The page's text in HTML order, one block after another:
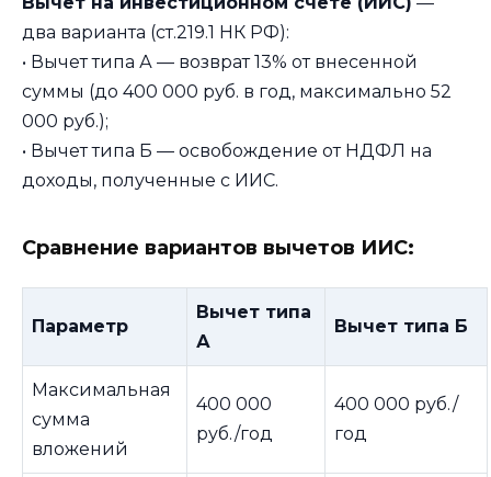
два варианта (ст.219.1 НК РФ):
• Вычет типа А — возврат 13% от внесенной
суммы (до 400 000 руб. в год, максимально 52
000 руб.);
• Вычет типа Б — освобождение от НДФЛ на
доходы, полученные с ИИС.
Сравнение вариантов вычетов ИИС:
Параметр
Вычет типа
А
Вычет типа Б
Максимальная
сумма
вложений
400 000
руб./год
400 000 руб./
год